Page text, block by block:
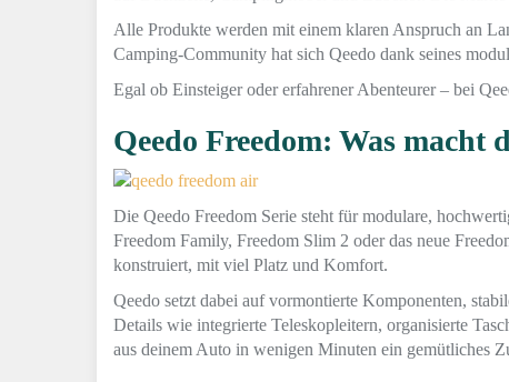
Alle Produkte werden mit einem klaren Anspruch an
Camping-Community hat sich Qeedo dank seines
Egal ob Einsteiger oder erfahrener Abenteurer – bei
Qeedo Freedom: Was macht
Die Qeedo Freedom Serie steht für modulare,
Freedom Family, Freedom Slim 2 oder das neue
konstruiert, mit viel Platz und Komfort.
Qeedo setzt dabei auf vormontierte Komponenten,
Details wie integrierte Teleskopleitern, organisierte
aus deinem Auto in wenigen Minuten ein gemütliches